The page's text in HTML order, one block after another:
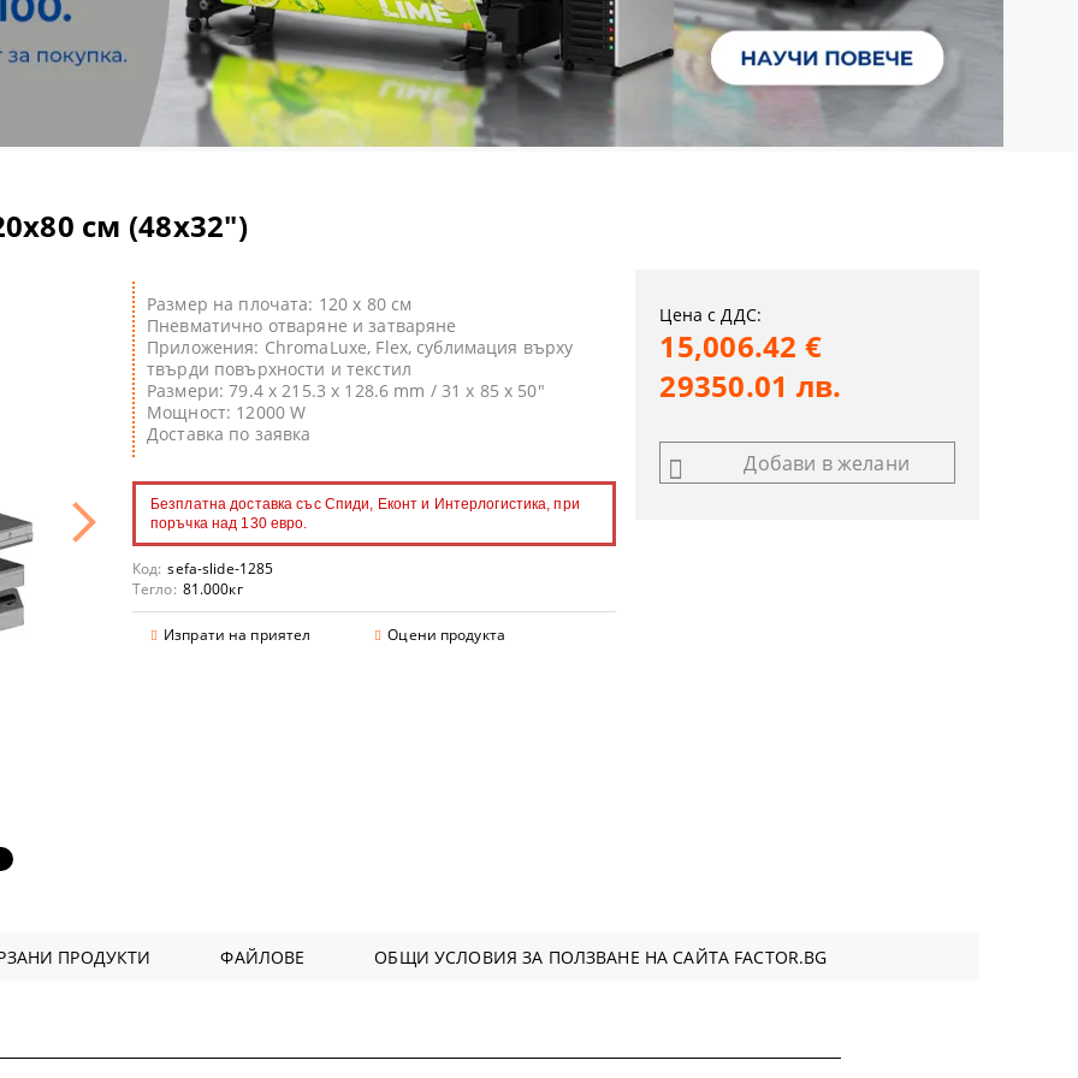
S - солвентни широкоформатни принтери
V - UV LED принтери
T - широкоформатни принтери/скенери POS/CAD/GIS
принтери
система за декорация
ГЕЛ-СУБЛИМАЦИОННИ ПРИНТЕРИ
ПРИНТЕРИ SAWGRASS
с бял и неонов тонер
поддръжка
медии
за термосублимационен печат
CD/DVD/BD дискове за инк-джет печат
тениски
картони
и консумативи
и календари
консумативи
ТЕРМОПРЕСИ
и магнити
см (48x32")
Размер на плочата: 120 x 80 см
Пневматично отваряне и затваряне
Приложения: ChromaLuxe, Flex, сублимация върху
твърди повърхности и текстил
Размери:79.4 x 215.3 x 128.6 mm / 31 x 85 x 50"
Мощност: 12000W
Доставка по заявка
Безплатна доставка със Спиди, Еконт и Интерлогистика, при
поръчка над 130 евро.
Код: sefa-slide-1285
Тегло: 81.000кг
Изпрати на приятел Оцени продукта
Цена с ДДС:
15,006.42 €
29350.01 лв.
Добави в желани
ПРОДУКТИ ФАЙЛОВЕ ОБЩИ УСЛОВИЯ ЗА ПОЛЗВАНЕ НА САЙТА FACTOR.BG